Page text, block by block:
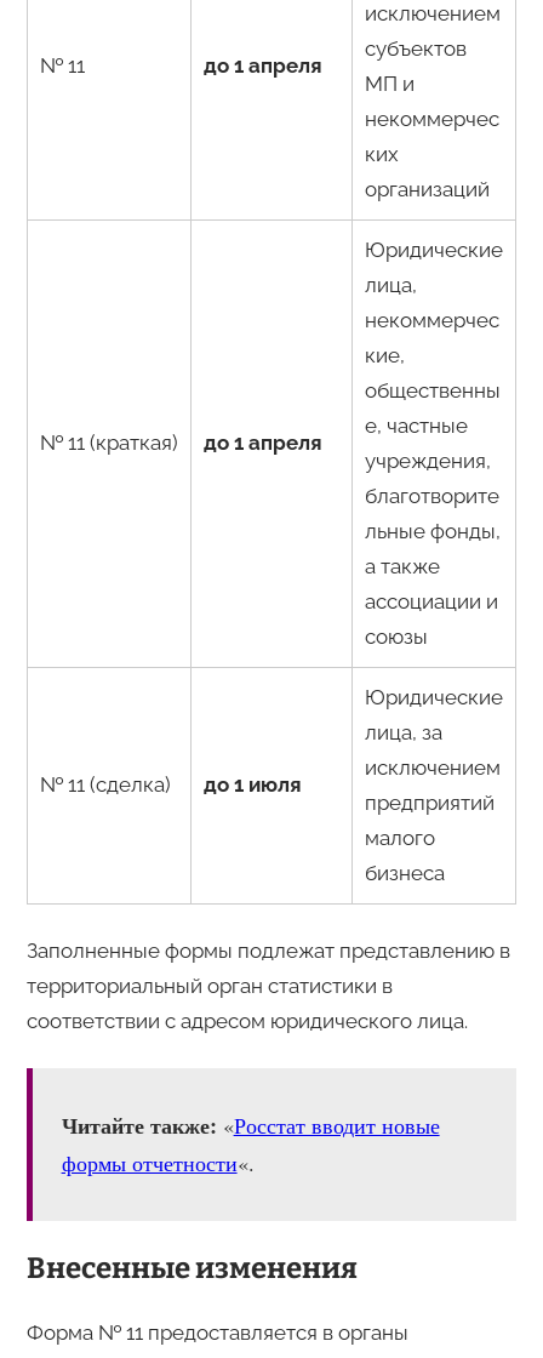
№ 11 до 1 апреля
исключением
субъектов
МП и
некоммерчес
ких
организаций
№ 11 (краткая) до 1 апреля
Юридические
лица,
некоммерчес
кие,
общественны
е, частные
учреждения,
благотворите
льные фонды,
а также
ассоциации и
союзы
№ 11 (сделка) до 1 июля
Юридические
лица, за
исключением
предприятий
малого
бизнеса
Заполненные формы подлежат представлению в
территориальный орган статистики в
соответствии с адресом юридического лица.
Читайте также: «Росстат вводит новые
формы отчетности«.
Внесенные изменения
Форма № 11 предоставляется в органы